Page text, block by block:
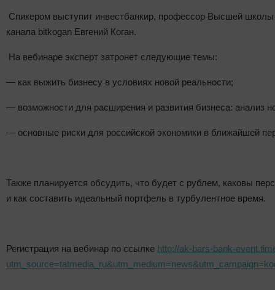
Спикером выступит инвестбанкир, профессор Высшей школы
канала bitkogan Евгений Коган.
На вебинаре эксперт затронет следующие темы:
— как выжить бизнесу в условиях новой реальности;
— возможности для расширения и развития бизнеса: анализ
— основные риски для российской экономики в ближайшей
Также планируется обсудить, что будет с рублем, каковы
и как составить идеальный портфель в турбулентное время.
Регистрация на вебинар по ссылке http://ak-bars-bank-